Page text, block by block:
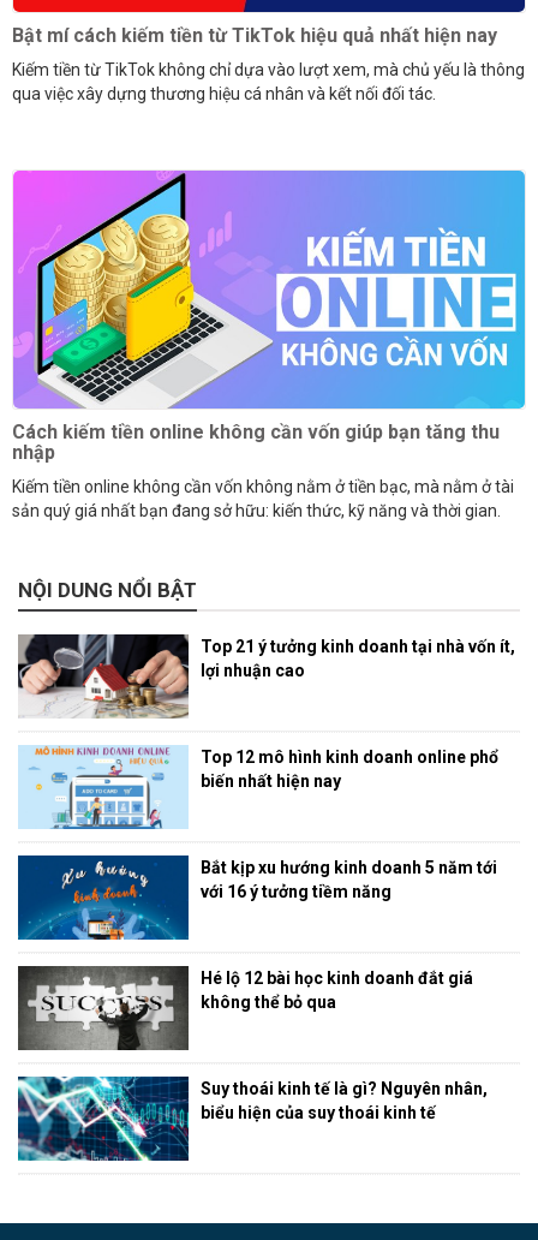
Bật mí cách kiếm tiền từ TikTok hiệu quả nhất hiện nay
Kiếm tiền từ TikTok không chỉ dựa vào lượt xem, mà chủ yếu là thông
qua việc xây dựng thương hiệu cá nhân và kết nối đối tác.
Cách kiếm tiền online không cần vốn giúp bạn tăng thu
nhập
Kiếm tiền online không cần vốn không nằm ở tiền bạc, mà nằm ở tài
sản quý giá nhất bạn đang sở hữu: kiến thức, kỹ năng và thời gian.
NỘI DUNG NỔI BẬT
Top 21 ý tưởng kinh doanh tại nhà vốn ít,
lợi nhuận cao
Top 12 mô hình kinh doanh online phổ
biến nhất hiện nay
Bắt kịp xu hướng kinh doanh 5 năm tới
với 16 ý tưởng tiềm năng
Hé lộ 12 bài học kinh doanh đắt giá
không thể bỏ qua
Suy thoái kinh tế là gì? Nguyên nhân,
biểu hiện của suy thoái kinh tế